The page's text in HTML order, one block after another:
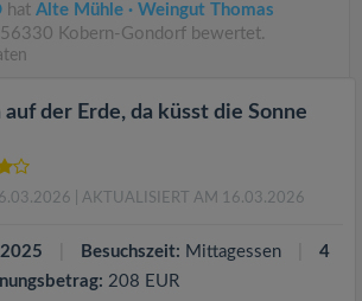
hat Alte Mühle · Weingut Thomas
Kobern-Gondorf bewertet.
der Erde, da küsst die Sonne
| AKTUALISIERT AM 16.03.2026
Besuchszeit: Mittagessen
4
208 EUR